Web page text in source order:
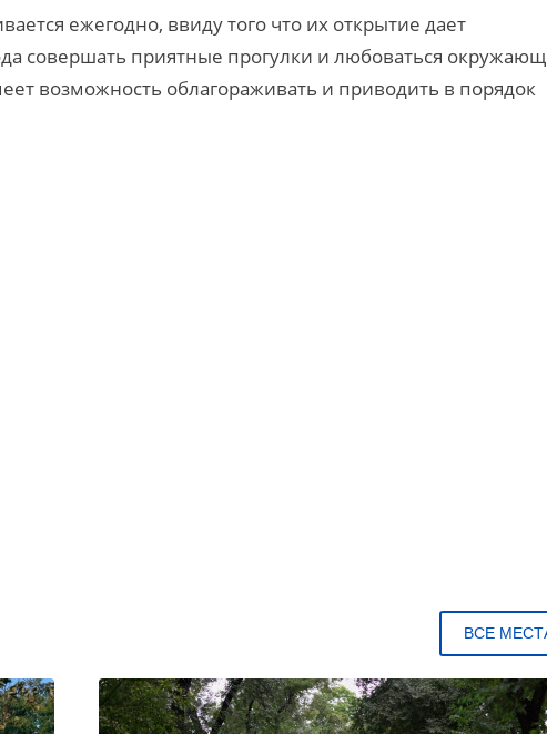
ежегодно, ввиду того что их открытие дает
совершать приятные прогулки и любоваться
возможность облагораживать и приводить в порядок
ВСЕ